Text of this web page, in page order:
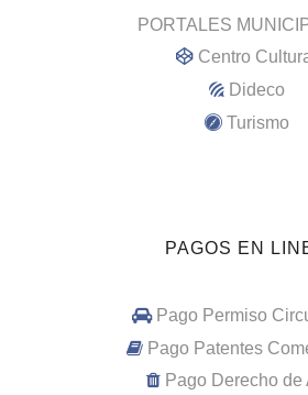
PORTALES
Centro
Dideco
Turismo
PAGOS EN
Pago Permiso
Pago Patentes
Pago Derecho de